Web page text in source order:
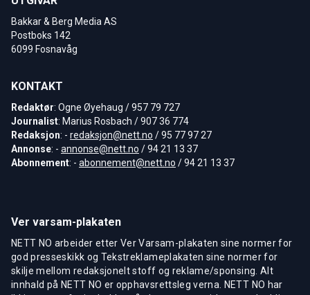
Bakkar & Berg Media AS
Postboks 142
6099 Fosnavåg
KONTAKT
Redaktør: Ogne Øyehaug / 957 79 727
Journalist: Marius Rosbach / 907 36 774
Redaksjon: - redaksjon@nett.no / 95 77 97 27
Annonse: - annonse@nett.no / 94 21 13 37
Abonnement: - abonnement@nett.no / 94 21 13 37
Ver varsam-plakaten
NETT NO arbeider etter Ver Varsam-plakaten sine normer for
god presseskikk og Tekstreklameplakaten sine normer for
skilje mellom redaksjonelt stoff og reklame/sponsing. Alt
innhald på NETT NO er opphavsrettsleg verna. NETT NO har